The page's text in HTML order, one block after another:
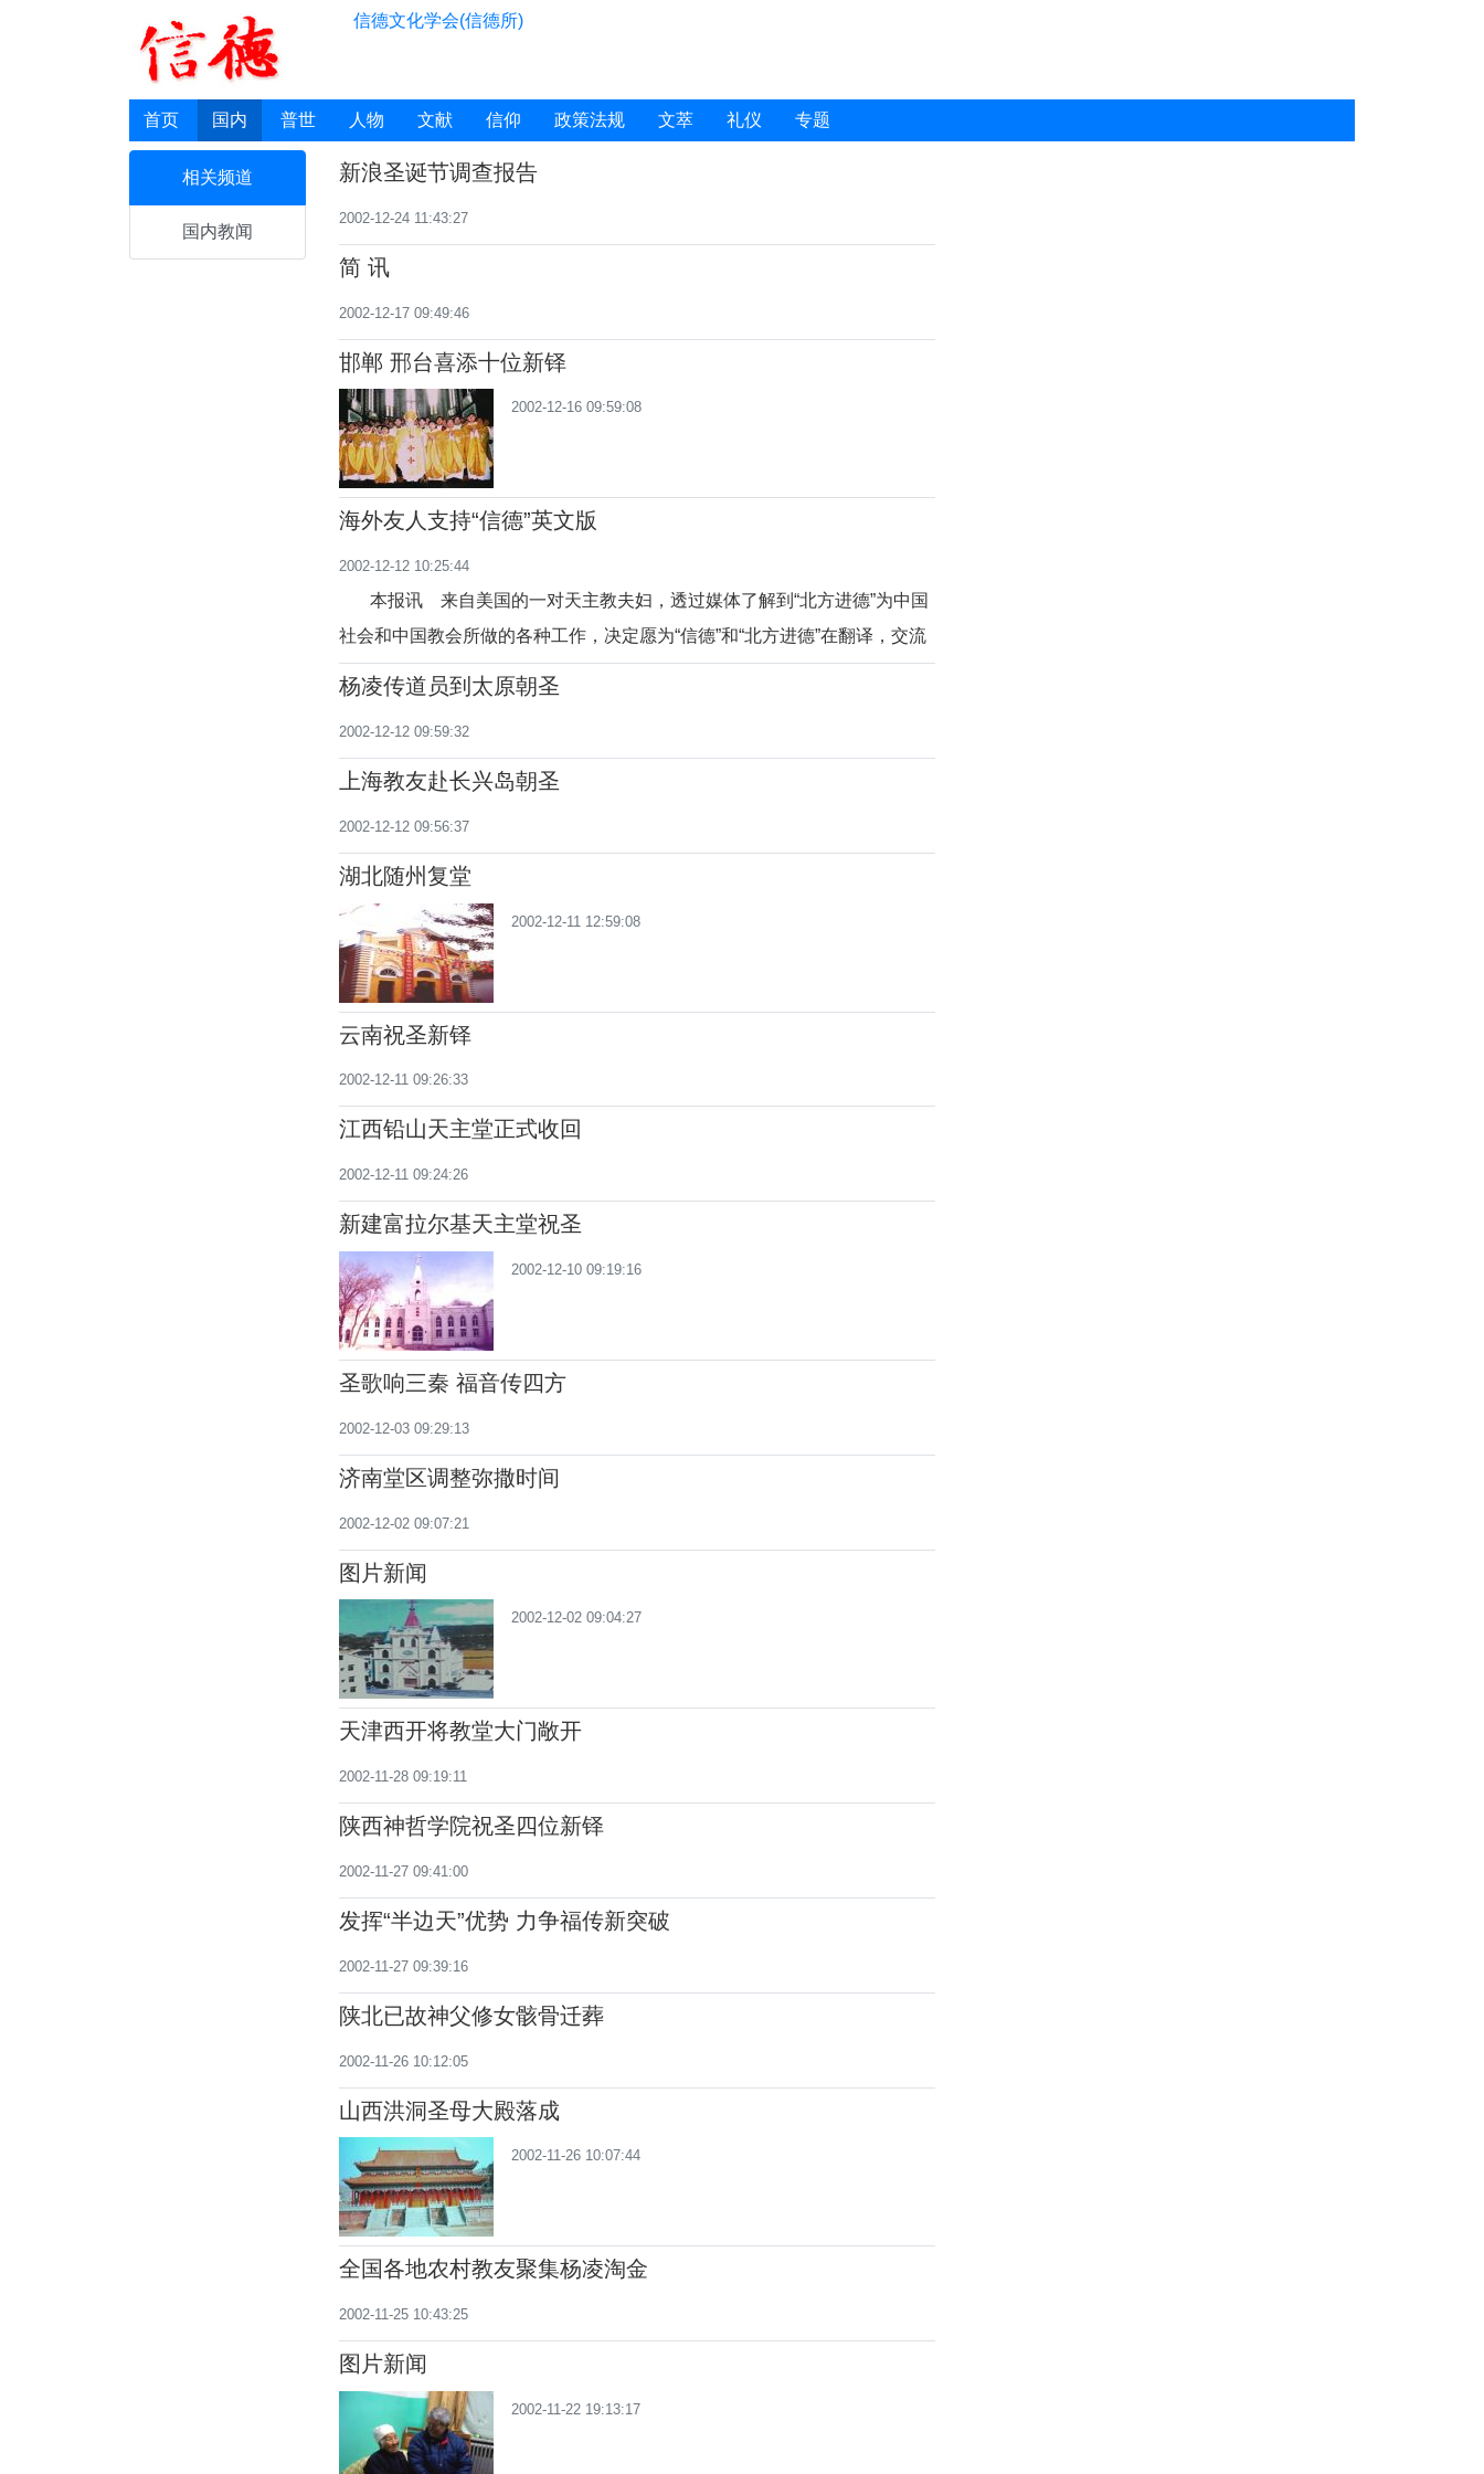
信德文化学会(信德所)
首页 国内 普世 人物 文献 信仰 政策法规 文萃 礼仪 专题
相关频道
国内教闻
新浪圣诞节调查报告
2002-12-24 11:43:27
简 讯
2002-12-17 09:49:46
邯郸 邢台喜添十位新铎
2002-12-16 09:59:08
海外友人支持“信德”英文版
2002-12-12 10:25:44
本报讯 来自美国的一对天主教夫妇，透过媒体了解到“北方进德”为中国
社会和中国教会所做的各种工作，决定愿为“信德”和“北方进德”在翻译，交流
方面合作，做一些服务工作。他们住在美国首都华盛顿地区。白云马先生、
杨凌传道员到太原朝圣
2002-12-12 09:59:32
上海教友赴长兴岛朝圣
2002-12-12 09:56:37
湖北随州复堂
2002-12-11 12:59:08
云南祝圣新铎
2002-12-11 09:26:33
江西铅山天主堂正式收回
2002-12-11 09:24:26
新建富拉尔基天主堂祝圣
2002-12-10 09:19:16
圣歌响三秦 福音传四方
2002-12-03 09:29:13
济南堂区调整弥撒时间
2002-12-02 09:07:21
图片新闻
2002-12-02 09:04:27
天津西开将教堂大门敞开
2002-11-28 09:19:11
陕西神哲学院祝圣四位新铎
2002-11-27 09:41:00
发挥“半边天”优势 力争福传新突破
2002-11-27 09:39:16
陕北已故神父修女骸骨迁葬
2002-11-26 10:12:05
山西洪洞圣母大殿落成
2002-11-26 10:07:44
全国各地农村教友聚集杨凌淘金
2002-11-25 10:43:25
图片新闻
2002-11-22 19:13:17